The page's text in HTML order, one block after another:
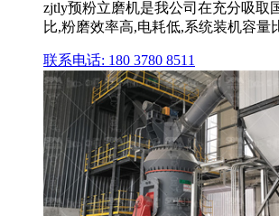
zjtly预粉立磨机是我公司在充分吸取
比,粉磨效率高,电耗低,系统装机容
联系电话: 180 3780 8511